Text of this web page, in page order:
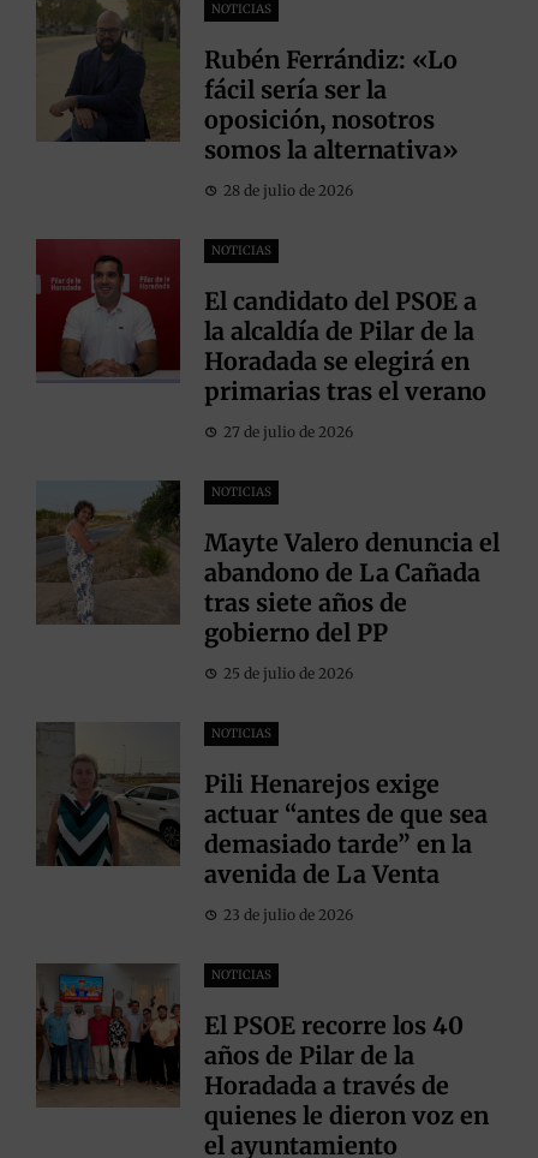
NOTICIAS
Rubén Ferrándiz: «Lo
fácil sería ser la
oposición, nosotros
somos la alternativa»
28 de julio de 2026
NOTICIAS
El candidato del PSOE a
la alcaldía de Pilar de la
Horadada se elegirá en
primarias tras el verano
27 de julio de 2026
NOTICIAS
Mayte Valero denuncia el
abandono de La Cañada
tras siete años de
gobierno del PP
25 de julio de 2026
NOTICIAS
Pili Henarejos exige
actuar “antes de que sea
demasiado tarde” en la
avenida de La Venta
23 de julio de 2026
NOTICIAS
El PSOE recorre los 40
años de Pilar de la
Horadada a través de
quienes le dieron voz en
el ayuntamiento